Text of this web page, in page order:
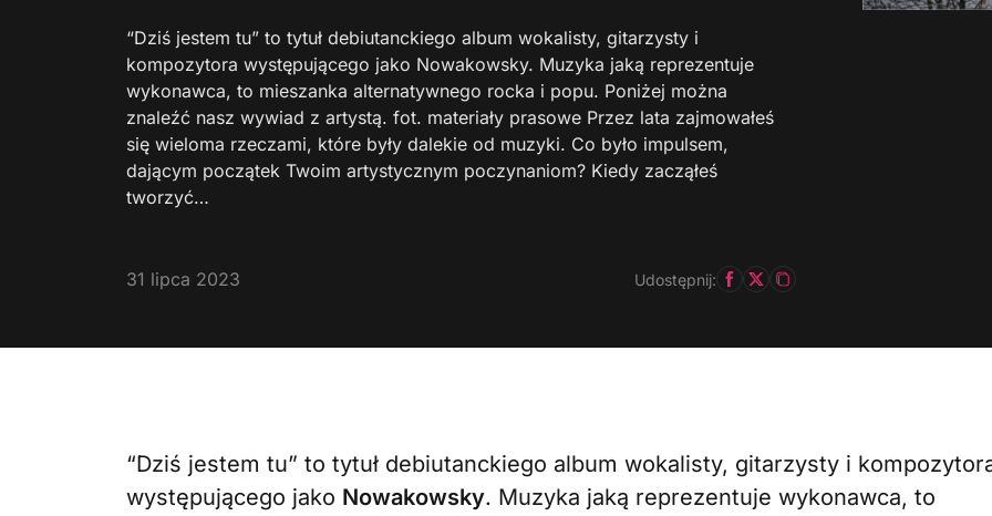
“Dziś jestem tu” to tytuł debiutanckiego album wokalisty, gitarzysty i
kompozytora występującego jako Nowakowsky. Muzyka jaką reprezentuje
wykonawca, to mieszanka alternatywnego rocka i popu. Poniżej można
znaleźć nasz wywiad z artystą. fot. materiały prasowe Przez lata zajmowałeś
się wieloma rzeczami, które były dalekie od muzyki. Co było impulsem,
dającym początek Twoim artystycznym poczynaniom? Kiedy zacząłeś
tworzyć…
31 lipca 2023 Udostępnij:
“Dziś jestem tu” to tytuł debiutanckiego album wokalisty, gitarzysty i
występującego jako Nowakowsky. Muzyka jaką reprezentuje wykonawca, to